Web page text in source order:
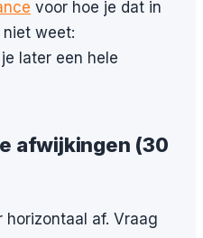
voor hoe je dat in
niet weet:
later een hele
afwijkingen (30
horizontaal af. Vraag